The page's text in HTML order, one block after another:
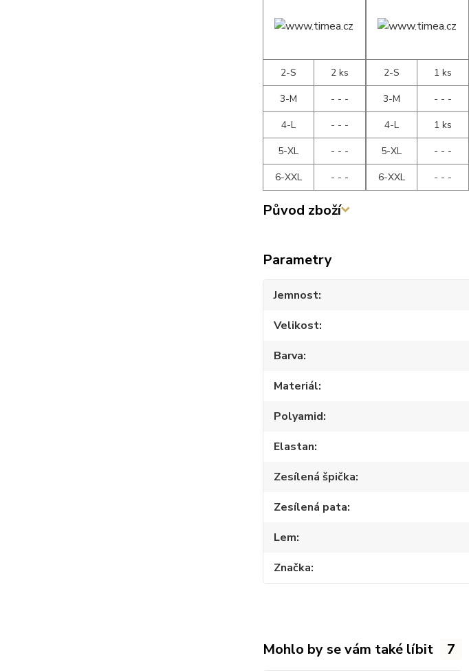
2-S
2 ks
3-M
- - -
4-L
- - -
5-XL
- - -
6-XXL
- - -
2-S
1 ks
3-M
- - -
4-L
1 ks
5-XL
- - -
6-XXL
- - -
Původ zboží
Parametry
Jemnost
Velikost
Barva
Materiál
Polyamid
Elastan
Zesílená špička
Zesílená pata
Lem
Značka
Mohlo by se vám také líbit 7